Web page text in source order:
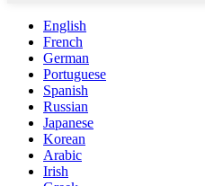
English
French
German
Portuguese
Spanish
Russian
Japanese
Korean
Arabic
Irish